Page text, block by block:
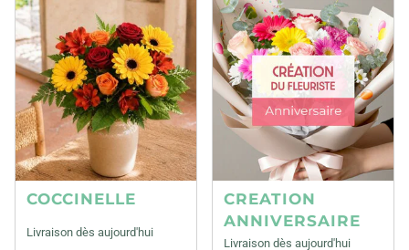
COCCINELLE
Livraison dès aujourd'hui
CREATION
ANNIVERSAIRE
Livraison dès aujourd'hui